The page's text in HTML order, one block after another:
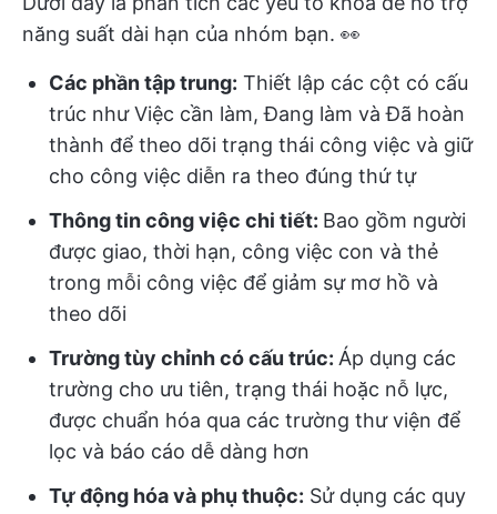
năng suất dài hạn của nhóm bạn. 👀
Các phần tập trung: Thiết lập các cột có cấu
trúc như Việc cần làm, Đang làm và Đã hoàn
thành để theo dõi trạng thái công việc và giữ
cho công việc diễn ra theo đúng thứ tự
Thông tin công việc chi tiết: Bao gồm người
được giao, thời hạn, công việc con và thẻ
trong mỗi công việc để giảm sự mơ hồ và
theo dõi
Trường tùy chỉnh có cấu trúc: Áp dụng các
trường cho ưu tiên, trạng thái hoặc nỗ lực,
được chuẩn hóa qua các trường thư viện để
lọc và báo cáo dễ dàng hơn
Tự động hóa và phụ thuộc: Sử dụng các quy